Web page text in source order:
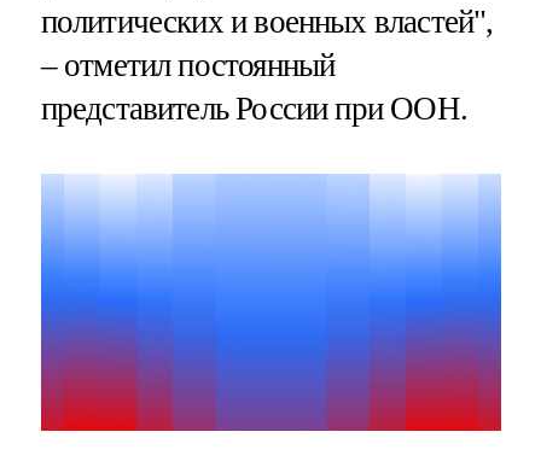
политических и военных властей",
– отметил постоянный
представитель России при ООН.